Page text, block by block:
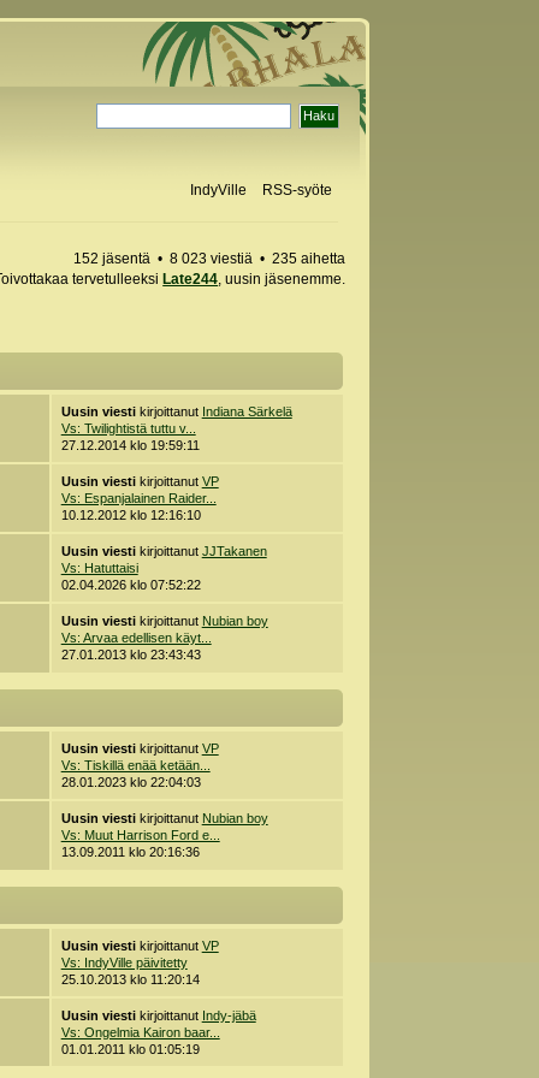
IndyVille RSS-syöte
152 jäsentä • 8 023 viestiä • 235 aihetta
tervetulleeksiLate244, uusin jäsenemme.
Uusin viestikirjoittanut Indiana Särkelä
Vs: Twilightistä tuttu v...
27.12.2014 klo 19:59:11
Uusin viestikirjoittanut VP
Vs: Espanjalainen Raider...
10.12.2012 klo 12:16:10
Uusin viestikirjoittanut JJTakanen
Vs: Hatuttaisi
02.04.2026 klo 07:52:22
Uusin viestikirjoittanut Nubian boy
Vs: Arvaa edellisen käyt...
27.01.2013 klo 23:43:43
Uusin viestikirjoittanut VP
Vs: Tiskillä enää ketään...
28.01.2023 klo 22:04:03
Uusin viestikirjoittanut Nubian boy
Vs: Muut Harrison Ford e...
13.09.2011 klo 20:16:36
Uusin viestikirjoittanut VP
Vs: IndyVille päivitetty
25.10.2013 klo 11:20:14
Uusin viestikirjoittanut Indy-jäbä
Vs: Ongelmia Kairon baar...
01.01.2011 klo 01:05:19